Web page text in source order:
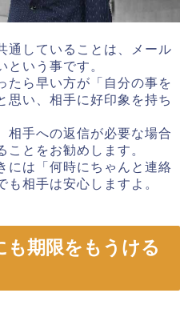
通していることは、メール
という事です。
たら早い方が「自分の事を
思い、相手に好印象を持ち
相手への返信が必要な場合
ことをお勧めします。
には「何時にちゃんと連絡
も相手は安心しますよ。
も期限をもうける